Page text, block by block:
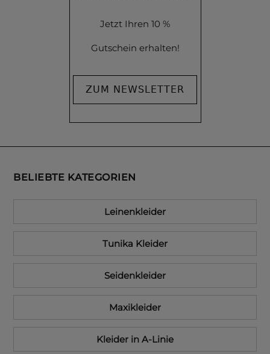
Jetzt Ihren 10 %
Gutschein erhalten!
ZUM NEWSLETTER
BELIEBTE KATEGORIEN
Leinenkleider
Tunika Kleider
Seidenkleider
Maxikleider
Kleider in A-Linie